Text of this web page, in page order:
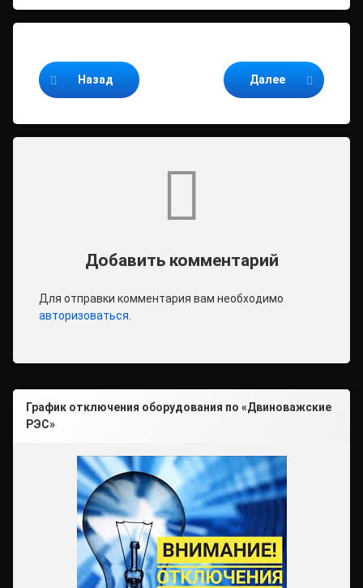
Назад Далее
Добавить комментарий
Для отправки комментария вам необходимо
авторизоваться
График отключения оборудования по «Двиноважские
РЭС»